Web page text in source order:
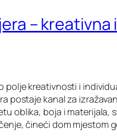
– kreativna
kreativnosti i
postaje kanal za
oblika, boja i materijala,
čineći dom mjestom